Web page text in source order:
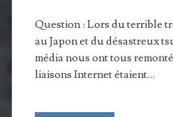
Question : Lors du terrible
au Japon et du désastreux
média nous ont tous
liaisons Internet étaient…